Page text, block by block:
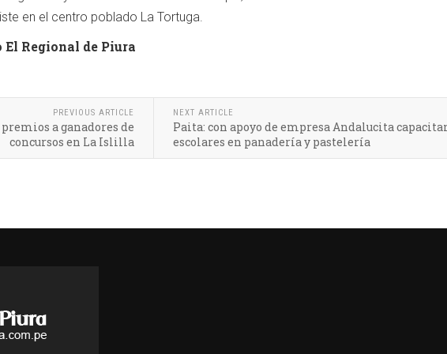
en el centro poblado La Tortuga.
El Regional de Piura
PREVIOUS ARTICLE
a ganadores de
concursos en La Islilla
NEXT ARTICLE
Paita: con apoyo de empresa Andalucita
escolares en panadería y pastelería